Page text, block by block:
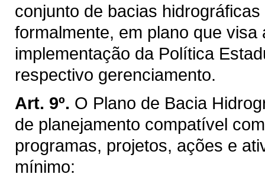
conjunto de bacias
formalmente, em plano que
implementação da Política
respectivo gerenciamento.
Art. 9º. O Plano de Bacia
de planejamento compatível
programas, projetos, ações e
mínimo: